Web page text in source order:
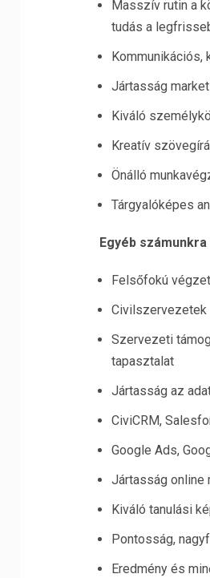
Masszív rutin a
tudás a
Jártasság
Kiváló
Kreatív
Önálló
Tárgyalóképes
Egyéb
Felsőfokú
Szervezeti
tapasztalat
Jártasság az
CiviCRM,
Google Ads,
Jártasság online
Kiváló tanulási
Pontosság,
Eredmény és